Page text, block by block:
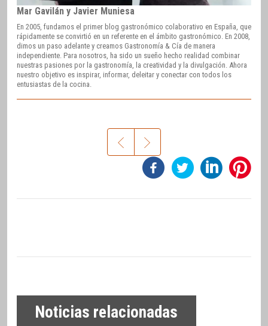
Mar Gavilán y Javier Muniesa
En 2005, fundamos el primer blog gastronómico colaborativo en España, que
rápidamente se convirtió en un referente en el ámbito gastronómico. En 2008,
dimos un paso adelante y creamos Gastronomía & Cía de manera
independiente. Para nosotros, ha sido un sueño hecho realidad combinar
nuestras pasiones por la gastronomía, la creatividad y la divulgación. Ahora
nuestro objetivo es inspirar, informar, deleitar y conectar con todos los
entusiastas de la cocina.
Noticias relacionadas